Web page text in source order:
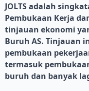
JOLTS adalah
Pembukaan Kerja
tinjauan ekonomi
Buruh AS. Tinjauan
pembukaan
termasuk
buruh dan banyak